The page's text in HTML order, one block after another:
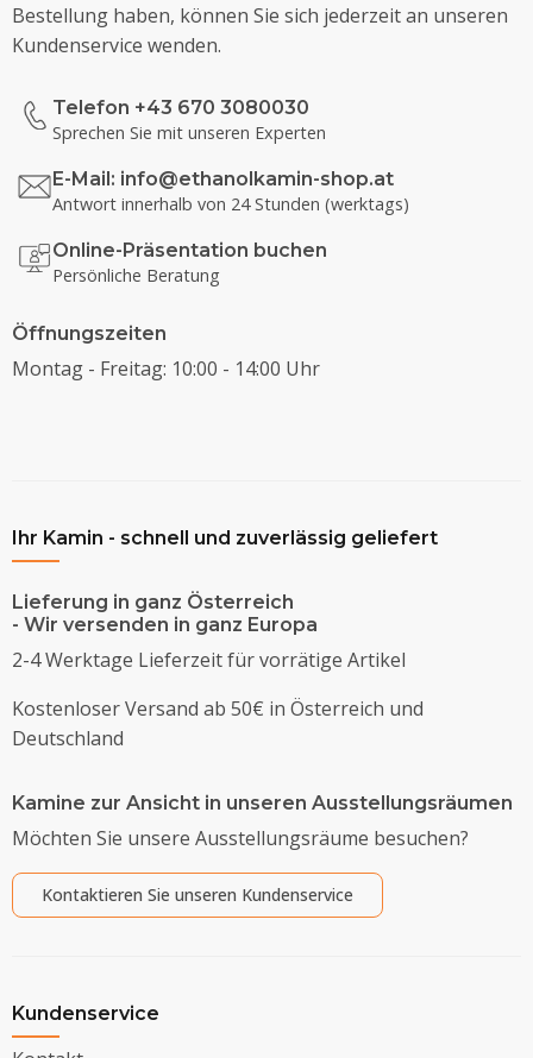
Bestellung haben, können Sie sich jederzeit an unseren
Kundenservice wenden.
Telefon +43 670 3080030
Sprechen Sie mit unseren Experten
E-Mail: info@ethanolkamin-shop.at
Antwort innerhalb von 24 Stunden (werktags)
Online-Präsentation buchen
Persönliche Beratung
Öffnungszeiten
Montag - Freitag: 10:00 - 14:00 Uhr
Ihr Kamin - schnell und zuverlässig geliefert
Lieferung in ganz Österreich
- Wir versenden in ganz Europa
2-4 Werktage Lieferzeit für vorrätige Artikel
Kostenloser Versand ab 50€ in Österreich und
Deutschland
Kamine zur Ansicht in unseren Ausstellungsräumen
Möchten Sie unsere Ausstellungsräume besuchen?
Kontaktieren Sie unseren Kundenservice
Kundenservice